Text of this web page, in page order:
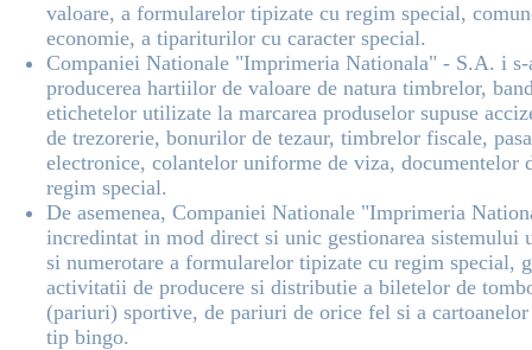
valoare, a formularelor tipizate cu regim special,
economie, a tipariturilor cu caracter special.
Companiei Nationale "Imprimeria Nationala" - S.A. i
producerea hartiilor de valoare de natura timbrelor,
etichetelor utilizate la marcarea produselor supuse
de trezorerie, bonurilor de tezaur, timbrelor fiscale,
electronice, colantelor uniforme de viza, documentelor
regim special.
De asemenea, Companiei Nationale "Imprimeria
incredintat in mod direct si unic gestionarea sistemului
si numerotare a formularelor tipizate cu regim special,
activitatii de producere si distributie a biletelor de
(pariuri) sportive, de pariuri de orice fel si a
tip bingo.